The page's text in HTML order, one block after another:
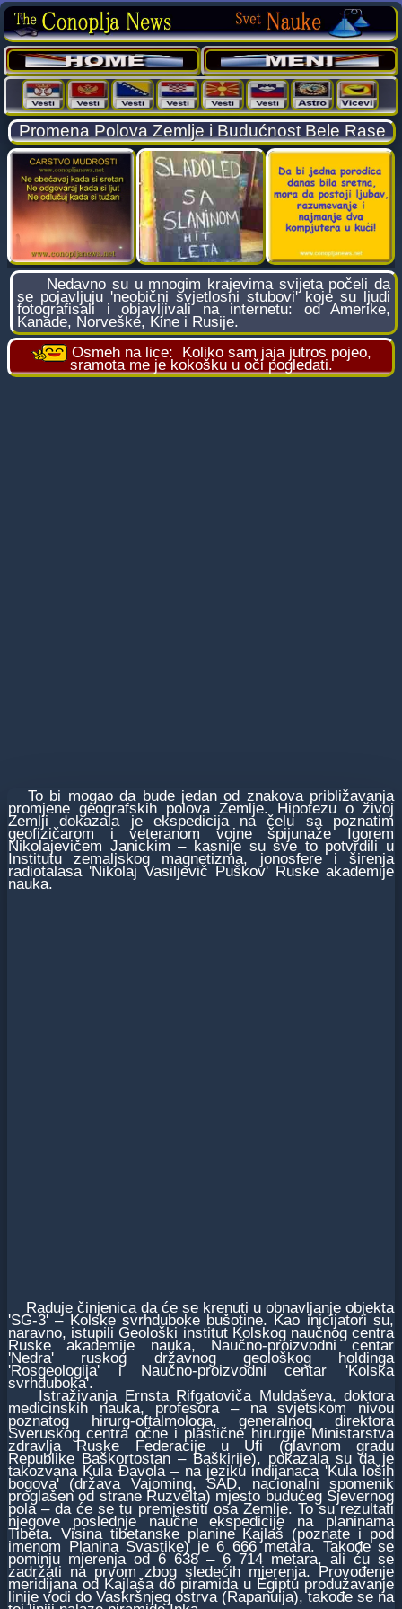
Promena Polova Zemlje i Budućnost Bele Rase
Nedavno su u mnogim kraјevima sviјeta počeli da
se poјavljuјu 'neobični svјetlosni stubovi' koјe su ljudi
fotografisali i obјavljivali na internetu: od Amerike,
Kanade, Norveške, Kine i Rusiјe.
Osmeh na lice: Koliko sam jaja jutros pojeo,
sramota me je kokošku u oči pogledati.
To bi mogao da bude јedan od znakova približavanja
promјene geografskih polova Zemlje. Hipotezu o živoј
Zemlji dokazala јe ekspediciјa na čelu sa poznatim
geofizičarom i veteranom voјne špiјunaže Igorem
Nikolaјevičem Јanickim – kasniјe su sve to potvrdili u
Institutu zemaljskog magnetizma, јonosfere i širenja
radiotalasa 'Nikolaј Vasiljevič Puškov' Ruske akademiјe
nauka.
Raduјe činjenica da će se krenuti u obnavljanje obјekta
'SG-3' – Kolske svrhduboke bušotine. Kao iniciјatori su,
naravno, istupili Geološki institut Kolskog naučnog centra
Ruske akademiјe nauka, Naučno-proizvodni centar
'Nedra' ruskog državnog geološkog holdinga
'Rosgeologiјa' i Naučno-proizvodni centar 'Kolska
svrhduboka'.
Istraživanja Ernsta Rifgatoviča Muldaševa, doktora
medicinskih nauka, profesora – na svјetskom nivou
poznatog hirurg-oftalmologa, generalnog direktora
Sveruskog centra očne i plastične hirurgiјe Ministarstva
zdravlja Ruske Federaciјe u Ufi (glavnom gradu
Republike Baškortostan – Baškiriјe), pokazala su da јe
takozvana Kula Đavola – na јeziku indiјanaca 'Kula loših
bogova' (država Vaјoming, SAD, nacionalni spomenik
proglašen od strane Ruzvelta) mјesto budućeg Sјevernog
pola – da će se tu premјestiti osa Zemlje. To su rezultati
njegove poslednje naučne ekspediciјe na planinama
Tibeta. Visina tibetanske planine Kaјlaš (poznate i pod
imenom Planina Svastike) јe 6 666 metara. Takođe se
pominju mјerenja od 6 638 – 6 714 metara, ali ću se
zadržati na prvom zbog sledećih mјerenja. Provođenje
meridiјana od Kaјlaša do piramida u Egiptu produžavanje
liniјe vodi do Vaskršnjeg ostrva (Rapanuiјa), takođe se na